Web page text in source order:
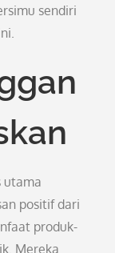
sendiri
utama
positif dari
produk-
Mereka